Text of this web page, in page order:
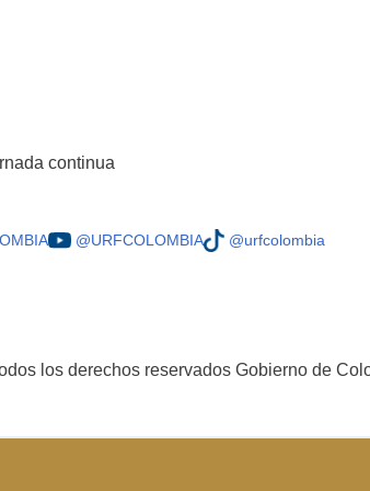
continua
@URFCOLOMBIA @urfcolombia
los derechos reservados Gobierno de